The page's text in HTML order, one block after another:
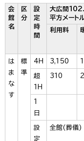
会
館
名
区
分
設
定
時
間
大広間
平方メート
利用料
は
ま
な
す
標
準
4H 3,150
超
1H
310
1
日
設
定
全館(葬儀)